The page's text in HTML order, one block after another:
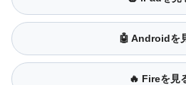
🤖 Androidを
🔥 Fireを見